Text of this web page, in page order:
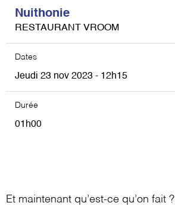
Nuithonie
RESTAURANT VROOM
Dates
Jeudi 23 nov 2023 - 12h15
Durée
01h00
Et maintenant qu’est-ce qu’on fait ?